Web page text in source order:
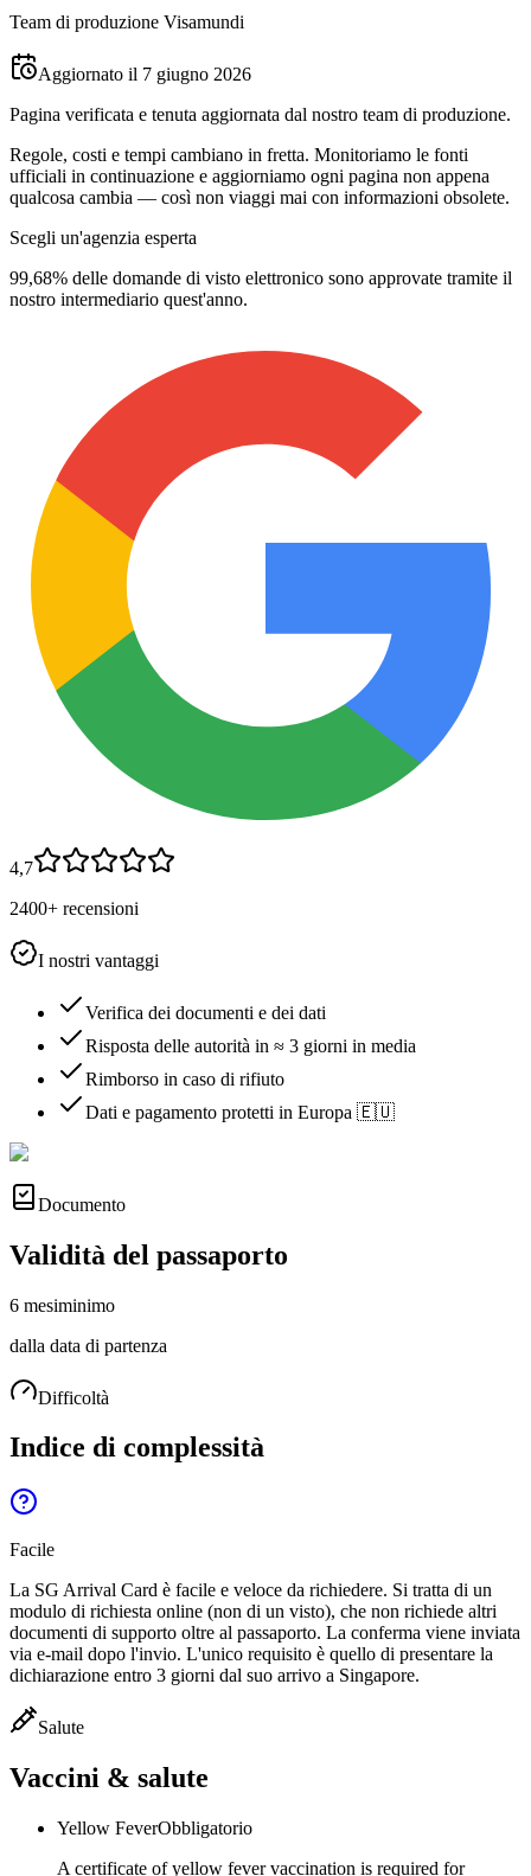
Team di produzione Visamundi
Aggiornato il 7 giugno 2026
Pagina verificata e tenuta aggiornata dal nostro team di produzione.
Regole, costi e tempi cambiano in fretta. Monitoriamo le fonti
ufficiali in continuazione e aggiorniamo ogni pagina non appena
qualcosa cambia — così non viaggi mai con informazioni obsolete.
Scegli un'agenzia esperta
99,68% delle domande di visto elettronico sono approvate tramite il
nostro intermediario quest'anno.
4,7
2400+ recensioni
I nostri vantaggi
Verifica dei documenti e dei dati
Risposta delle autorità in ≈ 3 giorni in media
Rimborso in caso di rifiuto
Dati e pagamento protetti in Europa 🇪🇺
Documento
Validità del passaporto
6 mesiminimo
dalla data di partenza
Difficoltà
Indice di complessità
Facile
La SG Arrival Card è facile e veloce da richiedere. Si tratta di un
modulo di richiesta online (non di un visto), che non richiede altri
documenti di supporto oltre al passaporto. La conferma viene inviata
via e-mail dopo l'invio. L'unico requisito è quello di presentare la
dichiarazione entro 3 giorni dal suo arrivo a Singapore.
Salute
Vaccini & salute
Yellow FeverObbligatorio
A certificate of yellow fever vaccination is required for